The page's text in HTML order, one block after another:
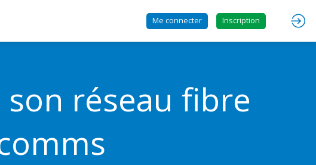
Me connecter Inscription
réseau fibre